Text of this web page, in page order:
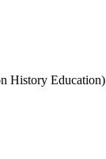
History Education)